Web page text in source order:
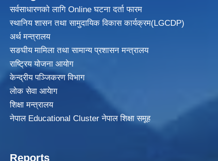
सर्वसाधारणको लागि Online घटना दर्ता फारम
स्थानिय शासन तथा सामुदायिक विकासकार्यक्रम(LGCDP)
अर्थ मन्त्रालय
सङघीय मामिला तथा सामान्य प्रशासन मन्त्रालय
राष्ट्रिय योजना आयोग
केन्द्रीय पञ्जिकरण विभाग
लोक सेवा आयेाग
शिक्षा मन्त्रालय
नेपाल Educational Cluster नेपाल शिक्षा समूह
Reports